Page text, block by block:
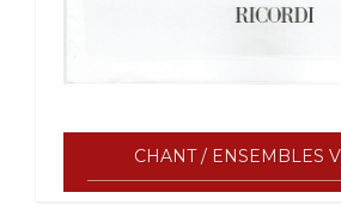
CHANT / ENSEMBLES